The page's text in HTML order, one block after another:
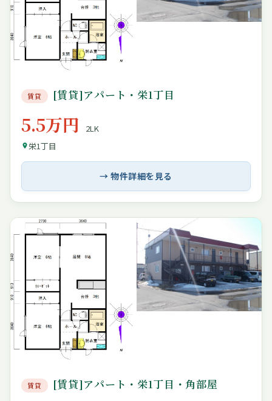
賃貸 [賃貸]アパート・栄1丁目
5.5万円
2LK
栄1丁目
→ 物件詳細を見る
賃貸 [賃貸]アパート・栄1丁目・角部屋